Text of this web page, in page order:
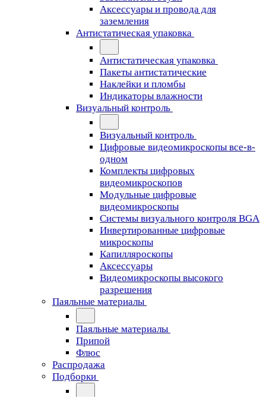
Аксессуары и провода для
заземления
Антистатическая упаковка
Антистатическая упаковка
Пакеты антистатические
Наклейки и пломбы
Индикаторы влажности
Визуальный контроль
Визуальный контроль
Цифровые видеомикроскопы все-в-
одном
Комплекты цифровых
видеомикроскопов
Модульные цифровые
видеомикроскопы
Cистемы визуального контроля BGA
Инвертированные цифровые
микроскопы
Капилляроскопы
Аксессуары
Видеомикроскопы высокого
разрешения
Паяльные материалы
Паяльные материалы
Припой
Флюс
Распродажа
Подборки